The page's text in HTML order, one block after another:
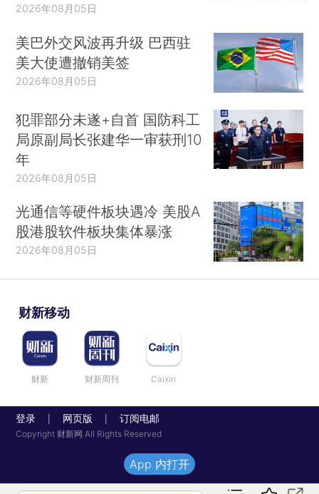
2026年08月05日
美巴外交风波再升级 巴西驻
美大使遭撤销美签
2026年08月05日
犯罪部分未遂+自首 国防科工
局原副局长张建华一审获刑10
年
2026年08月05日
光通信等硬件板块遇冷 美股A
股港股软件板块集体暴涨
2026年08月05日
财新移动
财新 财新周刊 Caixin
登录 网页版 订阅电邮
Copyright 财新网 All Rights Reserved
App 内打开